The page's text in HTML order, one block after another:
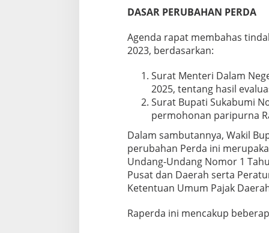
DASAR PERUBAHAN PERDA
Agenda rapat membahas
2023, berdasarkan:
Surat Menteri Dalam
2025, tentang hasil
Surat Bupati Sukabumi
permohonan paripurna
Dalam sambutannya, Wakil
perubahan Perda ini
Undang-Undang Nomor 1
Pusat dan Daerah serta
Ketentuan Umum Pajak
Raperda ini mencakup